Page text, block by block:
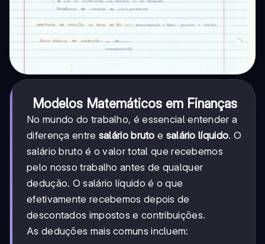
Modelos Matemáticos em Finanças
No mundo do trabalho, é essencial entender a
diferença entre salário bruto e salário líquido. O
salário bruto é o valor total que recebemos
pelo nosso trabalho antes de qualquer
dedução. O salário líquido é o que
efetivamente recebemos depois de
descontados impostos e contribuições.
As deduções mais comuns incluem: